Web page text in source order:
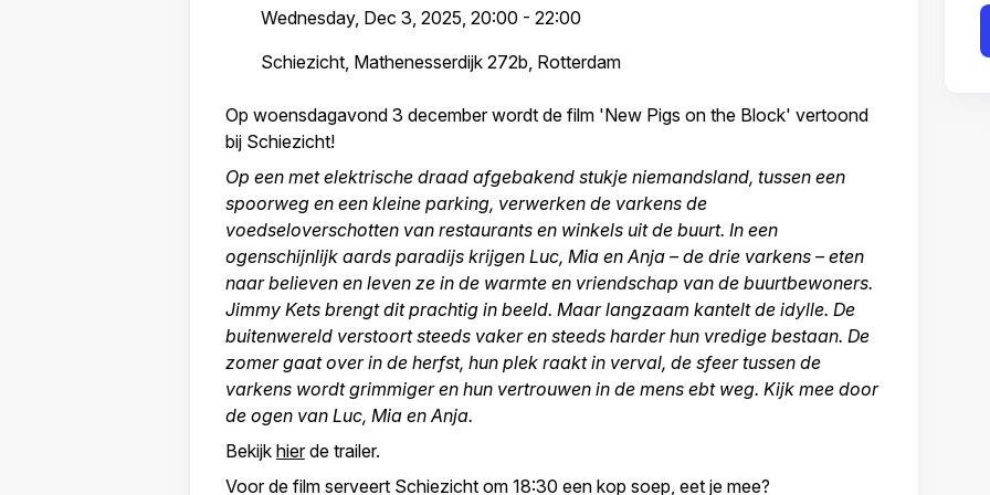
Wednesday, Dec 3, 2025, 20:00 - 22:00
Schiezicht, Mathenesserdijk 272b, Rotterdam
Op woensdagavond 3 december wordt de film 'New Pigs on the Block' vertoond
bij Schiezicht!
Op een met elektrische draad afgebakend stukje niemandsland, tussen een
spoorweg en een kleine parking, verwerken de varkens de
voedseloverschotten van restaurants en winkels uit de buurt. In een
ogenschijnlijk aards paradijs krijgen Luc, Mia en Anja – de drie varkens – eten
naar believen en leven ze in de warmte en vriendschap van de buurtbewoners.
Jimmy Kets brengt dit prachtig in beeld. Maar langzaam kantelt de idylle. De
buitenwereld verstoort steeds vaker en steeds harder hun vredige bestaan. De
zomer gaat over in de herfst, hun plek raakt in verval, de sfeer tussen de
varkens wordt grimmiger en hun vertrouwen in de mens ebt weg. Kijk mee door
de ogen van Luc, Mia en Anja.
Bekijk hierde trailer.
Voor de film serveert Schiezicht om 18:30 een kop soep, eet je mee?